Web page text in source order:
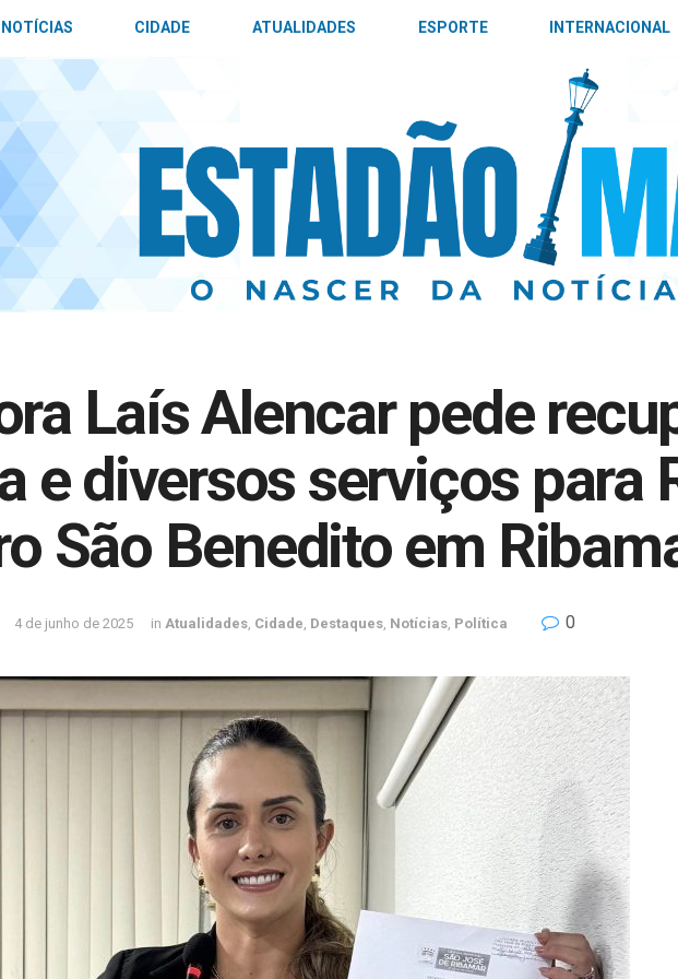
NOTÍCIAS CIDADE ATUALIDADES ESPORTE INTERNACIONAL
Laís Alencar pede
e diversos serviços para
São Benedito em
4 de junho de 2025 in Atualidades Cidade Destaques Notícias Política 0